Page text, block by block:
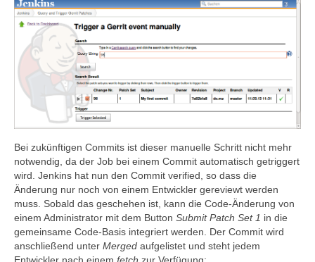
Bei zukünftigen Commits ist dieser manuelle Schritt nicht mehr
notwendig, da der Job bei einem Commit automatisch getriggert
wird. Jenkins hat nun den Commit verified, so dass die
Änderung nur noch von einem Entwickler gereviewt werden
muss. Sobald das geschehen ist, kann die Code-Änderung von
einem Administrator mit dem Button Submit Patch Set 1 in die
gemeinsame Code-Basis integriert werden. Der Commit wird
anschließend unter Merged aufgelistet und steht jedem